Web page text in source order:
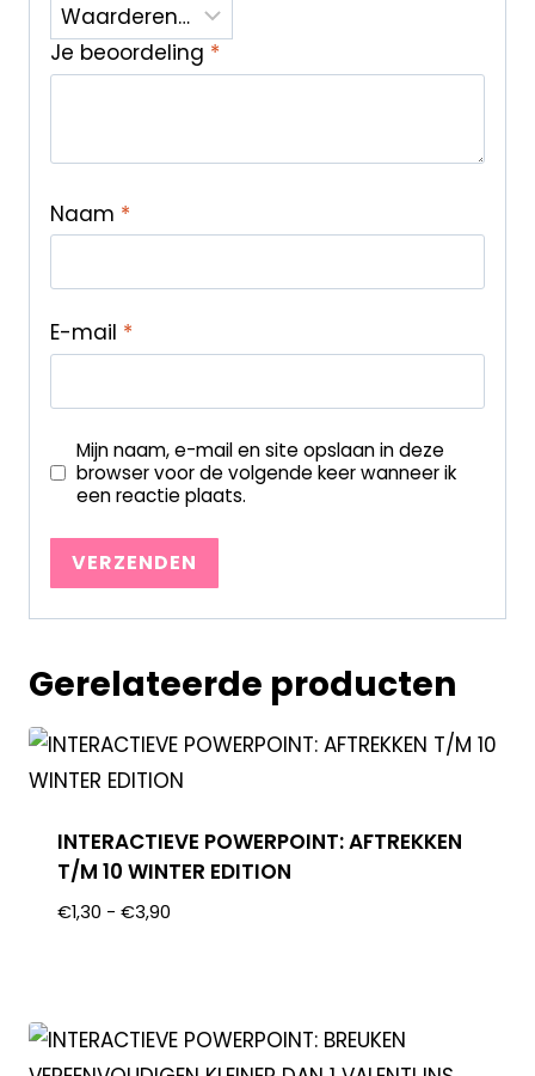
Je beoordeling *
Naam *
E-mail *
Mijn naam, e-mail en site opslaan in deze
browser voor de volgende keer wanneer ik
een reactie plaats.
Gerelateerde producten
INTERACTIEVE POWERPOINT: AFTREKKEN
T/M 10 WINTER EDITION
€1,30 - €3,90